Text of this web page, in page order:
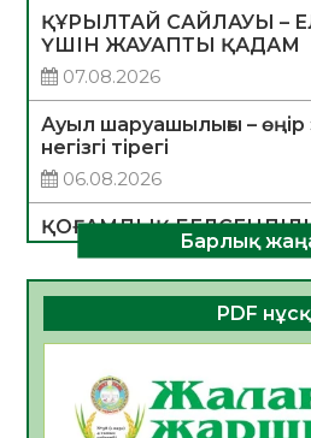
ҚҰРЫЛТАЙ САЙЛАУЫ –
ҮШІН ЖАУАПТЫ ҚАДАМ
07.08.2026
Ауыл шаруашылығы –
негізгі тірегі
06.08.2026
ҚОҒАМДЫҚ
ДАМУЫНЫҢ НЕГІЗІ
06.08.2026
ҚҰРЫЛТАЙ САЙЛАУЫ –
06.08.2026
Инфекциялық ауруларға
Барлық
PDF